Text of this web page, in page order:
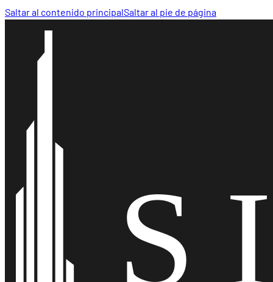
Saltar al contenido principalSaltar al pie de página